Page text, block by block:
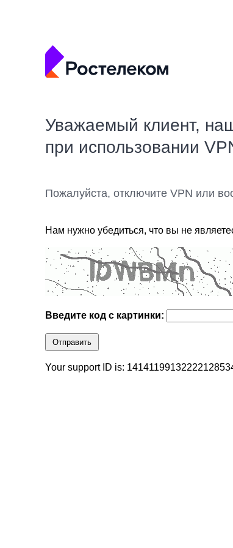
Уважаемый клиент,
при использовании
Пожалуйста, отключите VPN или
Нам нужно убедиться, что вы не
Введите код с картинки:
Отправить
Your support ID is: